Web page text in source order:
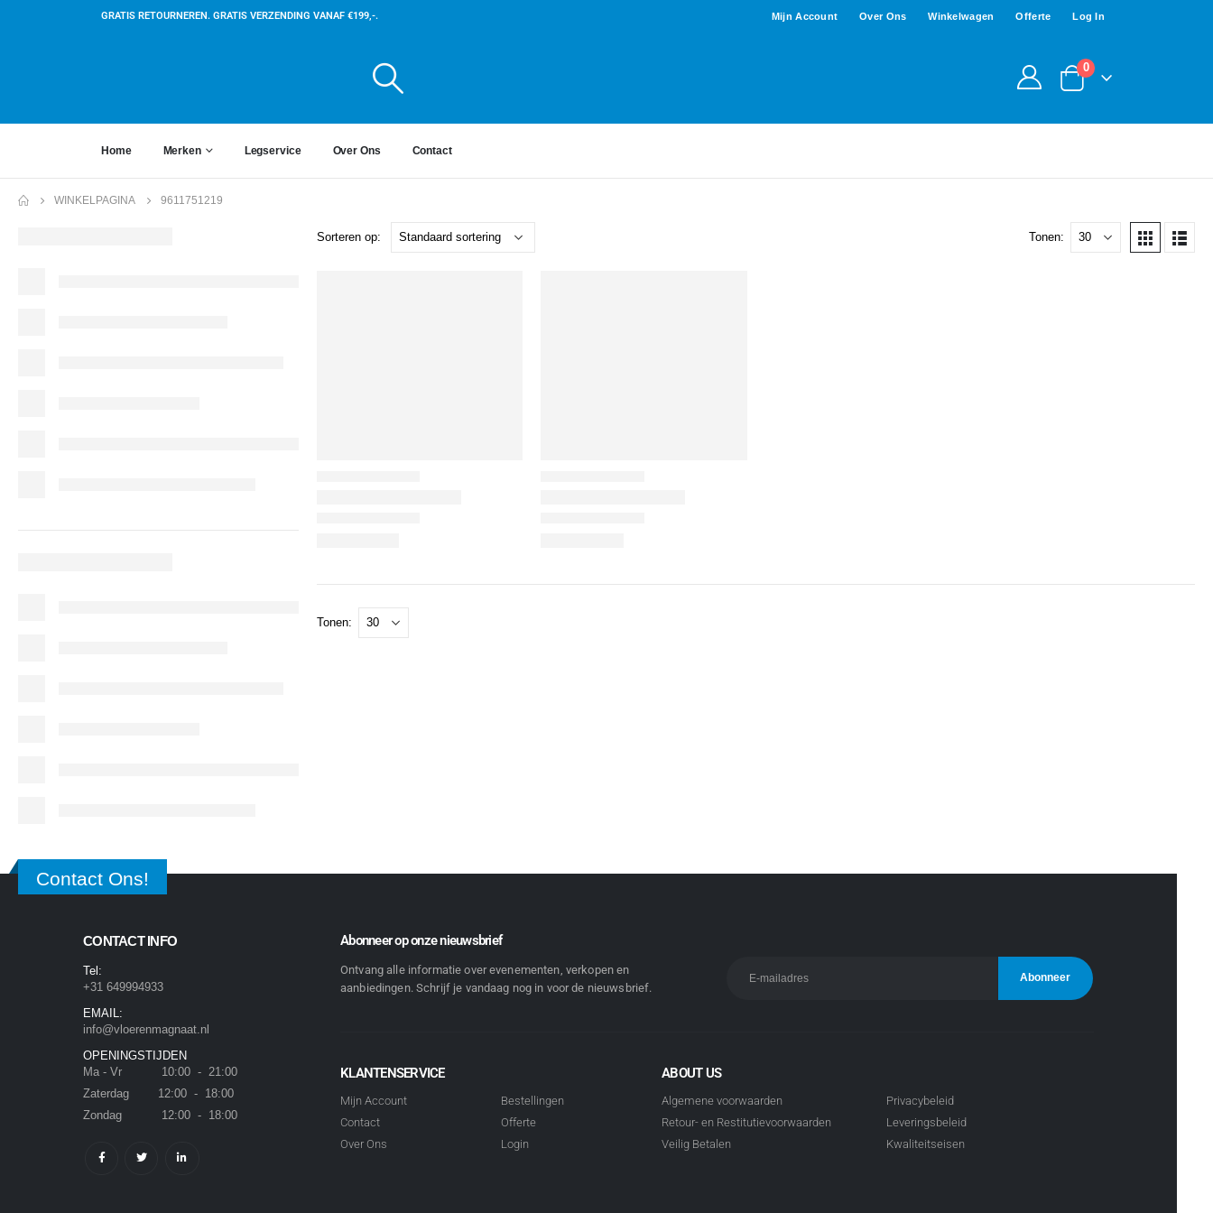
GRATIS RETOURNEREN. GRATIS VERZENDING VANAF €199,-. Mijn Account Over Ons Winkelwagen Offerte Log In
0
Home Merken Legservice Over Ons Contact
WINKELPAGINA 9611751219
Sorteren op: Tonen:
Tonen:
Contact Ons!
CONTACT INFO
Tel:
+31 649994933
EMAIL:
info@vloerenmagnaat.nl
OPENINGSTIJDEN
Ma - Vr 10:00 - 21:00
Zaterdag 12:00 - 18:00
Zondag 12:00 - 18:00
Abonneer op onze nieuwsbrief
Ontvang alle informatie over evenementen, verkopen en
aanbiedingen. Schrijf je vandaag nog in voor de nieuwsbrief.
KLANTENSERVICE
Mijn Account
Contact
Over Ons
Bestellingen
Offerte
Login
ABOUT US
Algemene voorwaarden
Retour- en Restitutievoorwaarden
Veilig Betalen
Privacybeleid
Leveringsbeleid
Kwaliteitseisen